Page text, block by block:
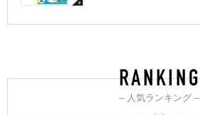
– 人気ランキング –